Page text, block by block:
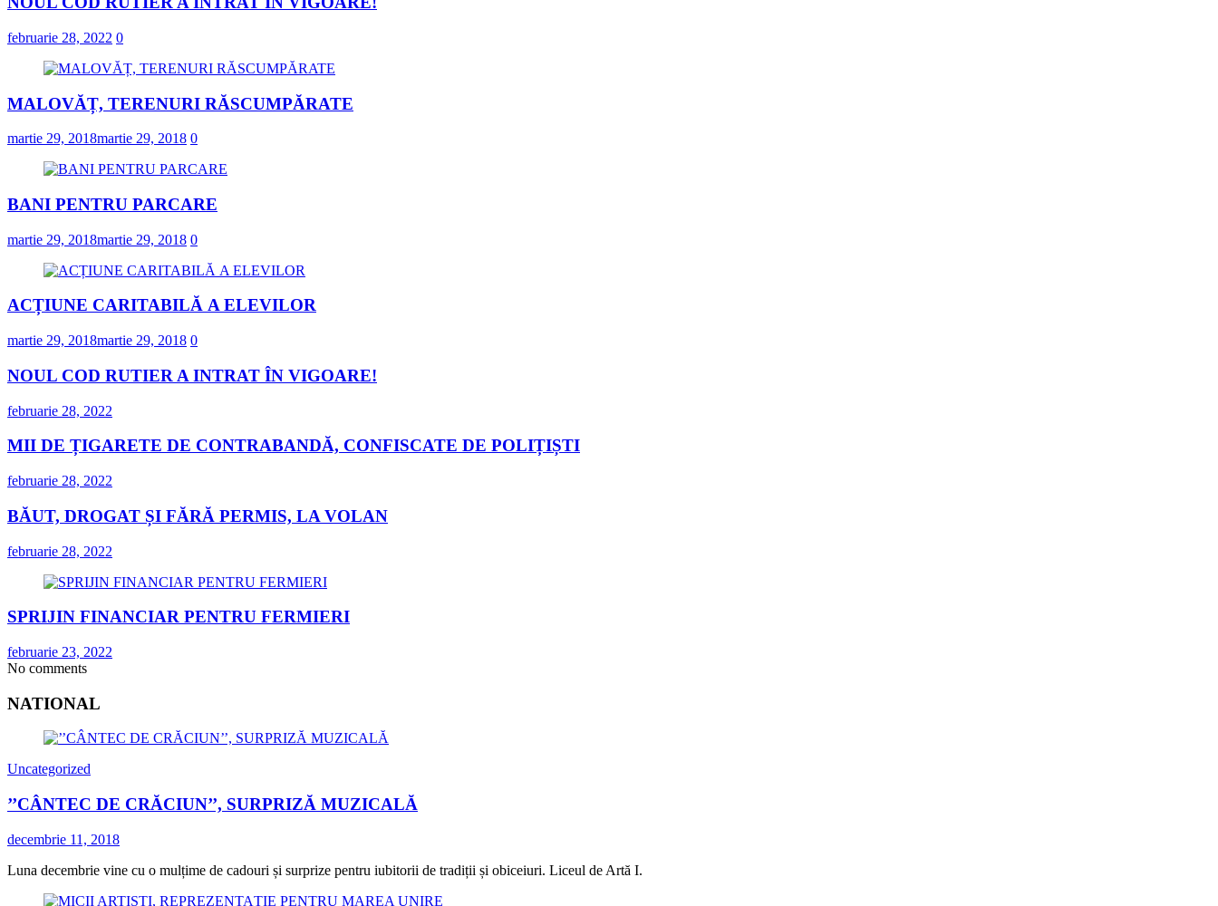
februarie 28, 2022 0
MALOVĂȚ, TERENURI RĂSCUMPĂRATE
martie 29, 2018martie 29, 2018 0
BANI PENTRU PARCARE
martie 29, 2018martie 29, 2018 0
ACȚIUNE CARITABILĂ A ELEVILOR
martie 29, 2018martie 29, 2018 0
NOUL COD RUTIER A INTRAT ÎN VIGOARE!
februarie 28, 2022
MII DE ȚIGARETE DE CONTRABANDĂ, CONFISCATE DE POLIȚIȘTI
februarie 28, 2022
BĂUT, DROGAT ȘI FĂRĂ PERMIS, LA VOLAN
februarie 28, 2022
SPRIJIN FINANCIAR PENTRU FERMIERI
februarie 23, 2022
No comments
NATIONAL
Uncategorized
’’CÂNTEC DE CRĂCIUN’’, SURPRIZĂ MUZICALĂ
decembrie 11, 2018
Luna decembrie vine cu o mulțime de cadouri și surprize pentru iubitorii de tradiții și obiceiuri. Liceul de Artă I.